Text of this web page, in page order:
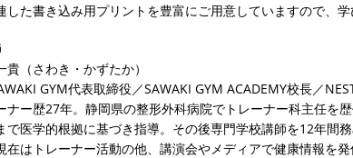
た書き込み用プリントを豊富にご用意していますので、学
貴（さわき・かずたか）
GYM代表取締役／SAWAKI GYM ACADEMY校長／
ナー歴27年。静岡県の整形外科病院でトレーナー科主任を
で医学的根拠に基づき指導。その後専門学校講師を12年間
在はトレーナー活動の他、講演会やメディアで健康情報を